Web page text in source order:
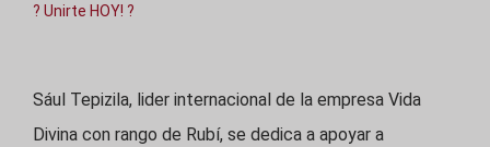
? Unirte HOY! ?
Sául Tepizila, lider internacional de la empresa Vida
Divina con rango de Rubí, se dedica a apoyar a